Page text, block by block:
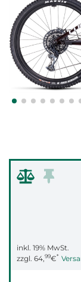
inkl. 19% MwSt.
zzgl. 64,99€*